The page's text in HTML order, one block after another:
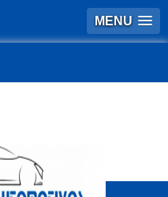
MENU